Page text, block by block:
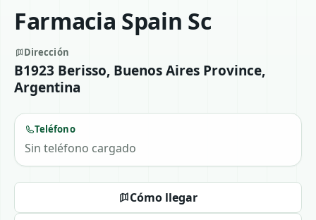
Farmacia Spain Sc
Dirección
B1923 Berisso, Buenos Aires Province,
Argentina
Teléfono
Sin teléfono cargado
Cómo llegar